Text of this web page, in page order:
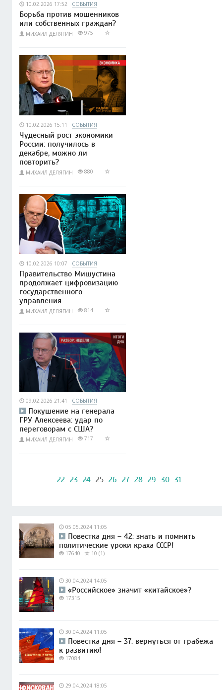
10.02.2026 17:52 СОБЫТИЯ
Борьба против мошенников
или собственных граждан?
МИХАИЛ ДЕЛЯГИН 975
10.02.2026 15:11 СОБЫТИЯ
Чудесный рост экономики
России: получилось в
декабре, можно ли
повторить?
МИХАИЛ ДЕЛЯГИН 880
10.02.2026 10:07 СОБЫТИЯ
Правительство Мишустина
продолжает цифровизацию
государственного
управления
МИХАИЛ ДЕЛЯГИН 814
09.02.2026 21:41 СОБЫТИЯ
Покушение на генерала
ГРУ Алексеева: удар по
переговорам с США?
МИХАИЛ ДЕЛЯГИН 717
22 23 24 25 26 27 28 29 30 31
05.05.2024 11:05
Повестка дня – 42: знать и помнить
политические уроки краха СССР!
17640 10 (1)
30.04.2024 14:05
«Российское» значит «китайское»?
17315
30.04.2024 11:05
Повестка дня – 37: вернуться от грабежа
к развитию!
17084
29.04.2024 18:05